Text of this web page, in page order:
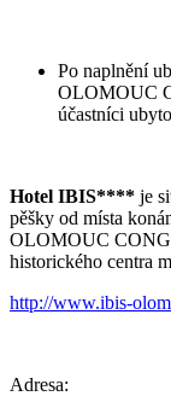
Po naplnění
OLOMOUC
účastníci
Hotel IBIS**** je
pěšky od místa
OLOMOUC
historického centra
http://www.ibis-
Adresa: